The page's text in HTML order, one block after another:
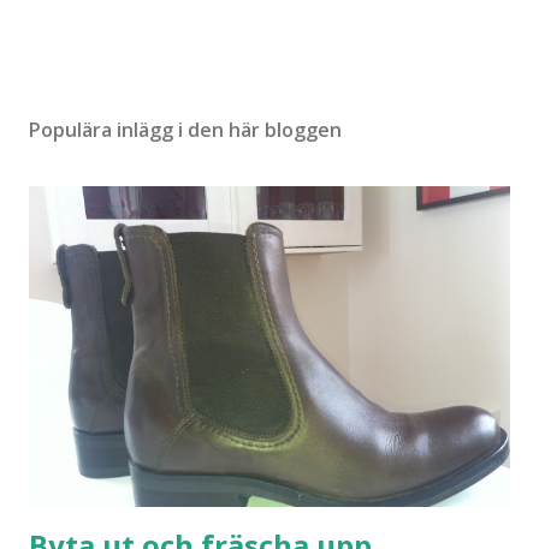
Populära inlägg i den här bloggen